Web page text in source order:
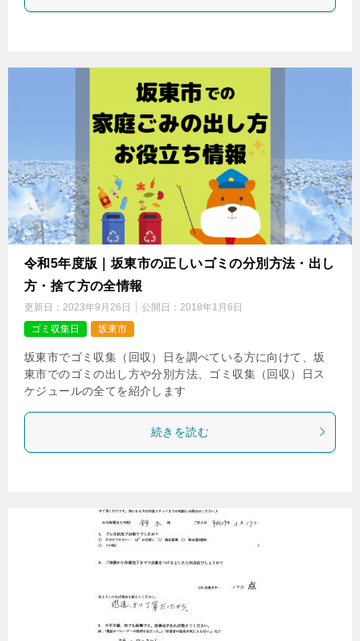
令和5年度版｜坂東市の正しいゴミの分別方法・出し
方・捨て方の全情報
更新日： 2023年9月26日 公開日： 2018年1月6日
ゴミ収集日
坂東市
坂東市でゴミ収集（回収）日を調べている方に向けて、坂
東市でのゴミの出し方や分別方法、ゴミ収集（回収）日ス
ケジュールの全てを紹介します
続きを読む